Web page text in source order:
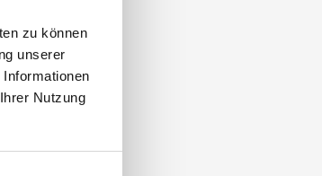
zu können
unserer
Nutzung